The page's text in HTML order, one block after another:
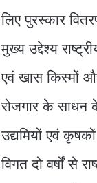
लिए पुरस्कार
मुख्य उद्देश्य
एवं खास किस्मों
रोजगार के साधन
उद्यमियों एवं कृषकों
विगत दो वर्षों से